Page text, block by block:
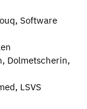
Software
Dolmetscherin,
LSVS